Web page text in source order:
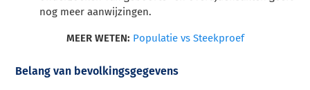
nog meer aanwijzingen.
MEER WETEN: Populatie vs Steekproef
Belang van bevolkingsgegevens